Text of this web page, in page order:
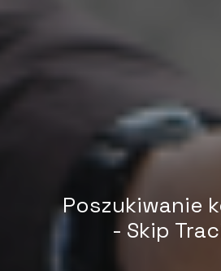
Poszukiwanie
- Skip